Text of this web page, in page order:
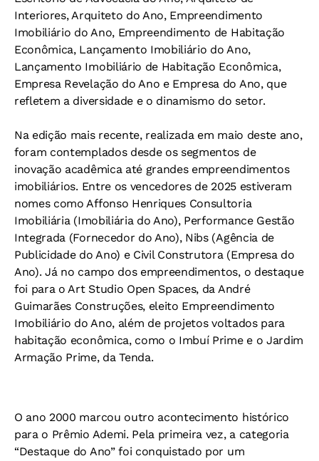
Interiores, Arquiteto do Ano, Empreendimento
Imobiliário do Ano, Empreendimento de Habitação
Econômica, Lançamento Imobiliário do Ano,
Lançamento Imobiliário de Habitação Econômica,
Empresa Revelação do Ano e Empresa do Ano, que
refletem a diversidade e o dinamismo do setor.
Na edição mais recente, realizada em maio deste ano,
foram contemplados desde os segmentos de
inovação acadêmica até grandes empreendimentos
imobiliários. Entre os vencedores de 2025 estiveram
nomes como Affonso Henriques Consultoria
Imobiliária (Imobiliária do Ano), Performance Gestão
Integrada (Fornecedor do Ano), Nibs (Agência de
Publicidade do Ano) e Civil Construtora (Empresa do
Ano). Já no campo dos empreendimentos, o destaque
foi para o Art Studio Open Spaces, da André
Guimarães Construções, eleito Empreendimento
Imobiliário do Ano, além de projetos voltados para
habitação econômica, como o Imbuí Prime e o Jardim
Armação Prime, da Tenda.
O ano 2000 marcou outro acontecimento histórico
para o Prêmio Ademi. Pela primeira vez, a categoria
“Destaque do Ano” foi conquistado por um